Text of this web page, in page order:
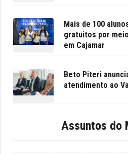
Mais de 100
gratuitos por
em Cajamar
Beto Piteri
atendimento ao
Assuntos do